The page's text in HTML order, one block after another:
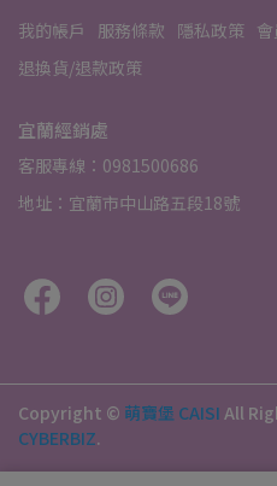
我的帳戶 服務條款 隱私政策
退換貨/退款政策
宜蘭經銷處
客服專線：0981500686
地址：宜蘭市中山路五段18號
Copyright © 萌寶堡 CAISI All
CYBERBIZ.